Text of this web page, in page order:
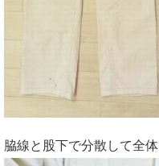
脇線と股下で分散して全